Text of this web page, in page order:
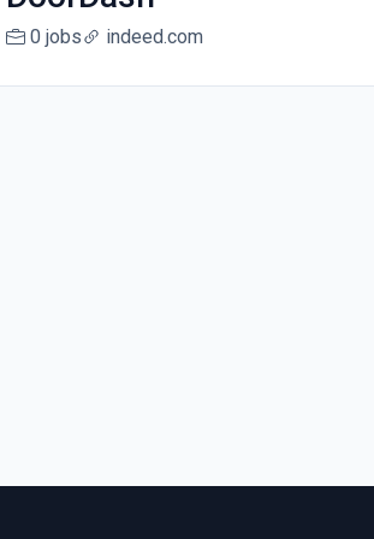
0 jobs indeed.com